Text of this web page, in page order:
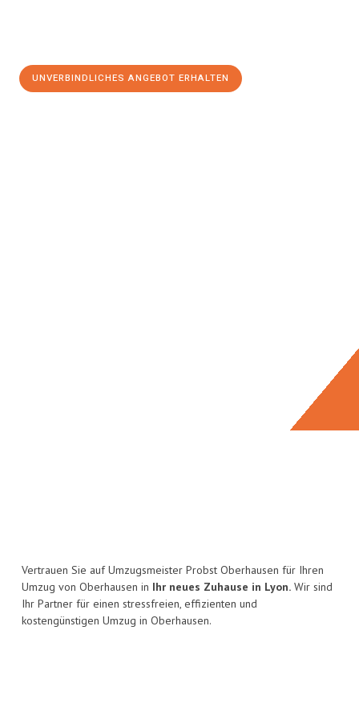
UNVERBINDLICHES ANGEBOT ERHALTEN
Vertrauen Sie auf Umzugsmeister Probst Oberhausen für Ihren
Umzug von Oberhausen in Ihr neues Zuhause in Lyon. Wir sind
Ihr Partner für einen stressfreien, effizienten und
kostengünstigen Umzug in Oberhausen.